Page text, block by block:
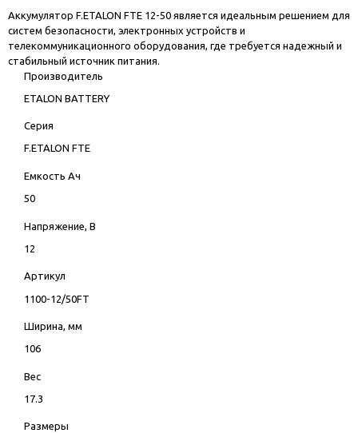
Аккумулятор F.ETALON FTE 12-50 является идеальным решением для
систем безопасности, электронных устройств и
телекоммуникационного оборудования, где требуется надежный и
стабильный источник питания.
Производитель
ETALON BATTERY
Серия
F.ETALON FTE
Емкость Ач
50
Напряжение, В
12
Артикул
1100-12/50FT
Ширина, мм
106
Вес
17.3
Размеры